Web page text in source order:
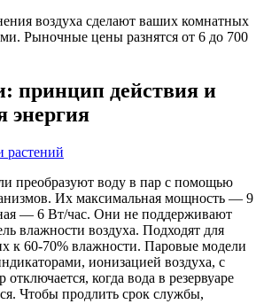
воздуха сделают ваших комнатных
Рыночные цены разнятся от 6 до 700
принцип действия и
энергия
преобразуют воду в пар с помощью
Их максимальная мощность — 9
— 6 Вт/час. Они не поддерживают
влажности воздуха. Подходят для
к 60-70% влажности. Паровые модели
ионизацией воздуха, с
когда вода в резервуаре
Чтобы продлить срок службы,